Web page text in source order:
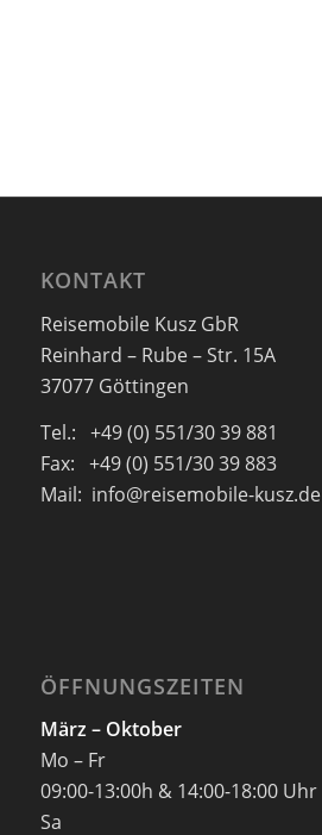
KONTAKT
Reisemobile Kusz GbR
Reinhard – Rube – Str. 15A
37077 Göttingen
Tel.: +49 (0) 551/30 39 881
Fax: +49 (0) 551/30 39 883
Mail: info@reisemobile-kusz.de
ÖFFNUNGSZEITEN
März – Oktober
Mo – Fr
09:00-13:00h & 14:00-18:00 Uhr
Sa